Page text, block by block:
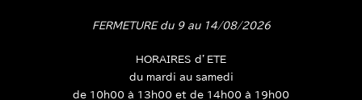
FERMETURE du 9 au 14/08/2026
HORAIRES d’ETE
du mardi au samedi
de 10h00 à 13h00 et de 14h00 à 19h00